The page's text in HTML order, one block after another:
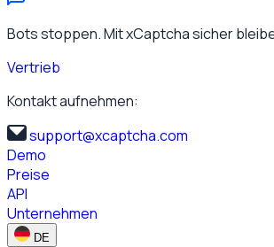
Bots stoppen. Mit xCaptcha sicher
Vertrieb
Kontakt aufnehmen:
support@xcaptcha.com
Demo
Preise
API
Unternehmen
DE